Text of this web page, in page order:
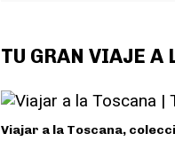
TU GRAN VIAJE A
Viajar a la Toscana,